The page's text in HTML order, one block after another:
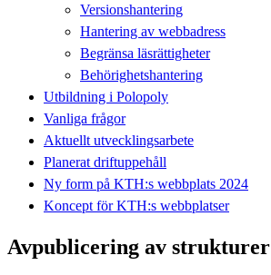
Versionshantering
Hantering av webbadress
Begränsa läsrättigheter
Behörighetshantering
Utbildning i Polopoly
Vanliga frågor
Aktuellt utvecklingsarbete
Planerat driftuppehåll
Ny form på KTH:s webbplats 2024
Koncept för KTH:s webbplatser
Avpublicering av strukturer